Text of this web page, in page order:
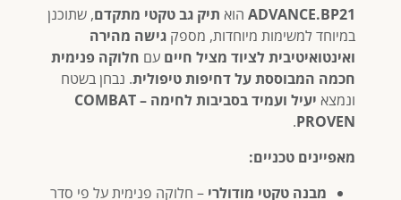
ADVANCE.BP21 הוא תיק גב טקטי מתקדם, שתוכנן
במיוחד למשימות מיוחדות, מספק גישה מהירה
ואינטואיטיבית לציוד מציל חיים עם חלוקה פנימית
חכמה המבוססת על דחיפות טיפולית. נבחן בשטח
ונמצא
יעיל ועמיד בסביבות לחימה – COMBAT
PROVEN
.
מאפיינים טכניים:
מבנה טקטי מודולרי – חלוקה פנימית על פי סדר